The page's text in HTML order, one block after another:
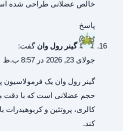
خالص عضلانی طراحی شده
پاسخ
گینر رول وان گفت:
جولای 23, 2026 در 8:57 ب.ظ
گینر رول وان یک فرمولاسیون
حجم عضلانی است که با دقت
کالری، پروتئین و کربوهیدرات
کند.